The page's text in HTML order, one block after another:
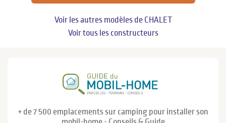
Voir les autres modèles de CHALET
Voir tous les constructeurs
+ de 7 500 emplacements sur camping pour installer son